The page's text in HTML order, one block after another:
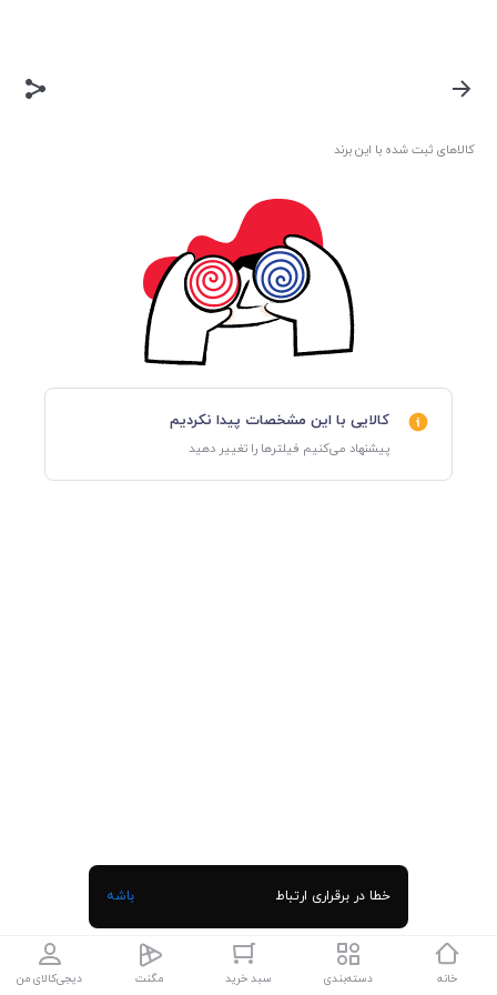
کالاهای ثبت شده با این برند
کالایی با این مشخصات پیدا نکردیم
پیشنهاد می‌کنیم فیلترها را تغییر دهید
خانه دسته‌بندی سبد خرید مگنت دیجی‌کالای من
خطا در برقراری ارتباط باشه